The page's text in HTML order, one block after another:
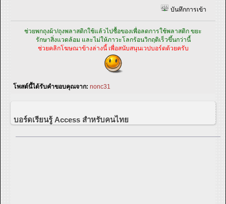
บันทึกการเข้า
ช่วยพกถุงผ้า/ถุงพลาสติกใช้แล้วไปซื้อของเพื่อลดการใช้พลาสติก ขยะ
รักษาสิ่งแวดล้อม และไม่ให้ภาวะโลกร้อนวิกฤติเร็วขึ้นกว่านี้
ช่วยคลิกโฆษณาข้างล่างนี้ เพื่อสนับสนุนเวปบอร์ดด้วยครับ
โพสต์นี้ได้รับคำขอบคุณจาก: nonc31
บอร์ดเรียนรู้ Access สำหรับคนไทย